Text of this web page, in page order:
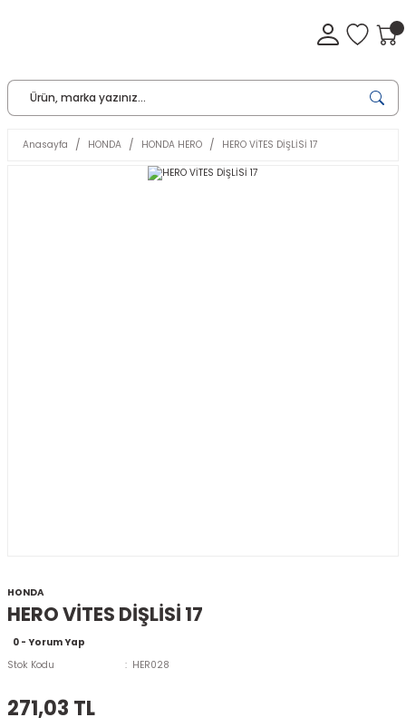
Anasayfa HONDA HONDA HERO HERO VİTES DİŞLİSİ 17
HONDA
HERO VİTES DİŞLİSİ 17
0 - Yorum Yap
Stok Kodu
HER028
271,03 TL